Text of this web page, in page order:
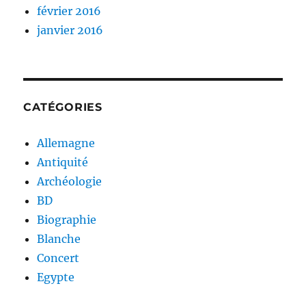
février 2016
janvier 2016
CATÉGORIES
Allemagne
Antiquité
Archéologie
BD
Biographie
Blanche
Concert
Egypte